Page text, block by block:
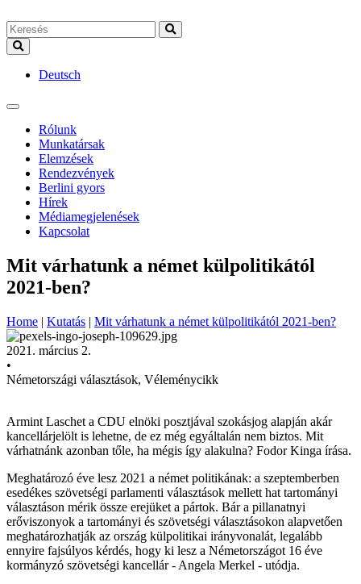
Deutsch
Rólunk
Munkatársak
Elemzések
Rendezvények
Berlini gyors
Hírek
Médiamegjelenések
Kapcsolat
Mit várhatunk a német külpolitikától
2021-ben?
Home | Kutatás | Mit várhatunk a német külpolitikától 2021-ben?
2021. március 2.
•
Németországi választások, Véleménycikk
Armint Laschet a CDU elnöki posztjával szokásjog alapján akár
kancellárjelölt is lehetne, de ez még egyáltalán nem biztos. Mit
várhatnánk azonban tőle, ha mégis így alakulna? Fodor Kinga írása.
Meghatározó éve lesz 2021 a német politikának: a szeptemberben
esedékes szövetségi parlamenti választások mellett hat tartományi
választáson mérik össze erejüket a pártok. Bár a pillanatnyi
erőviszonyok a tartományi és szövetségi választásokon alapvetően
meghatározhatják az ország külpolitikai irányvonalát, legalább
ennyire fajsúlyos kérdés, hogy ki lesz a Németországot 16 éve
kormányzó szövetségi kancellár - Angela Merkel - utódja.